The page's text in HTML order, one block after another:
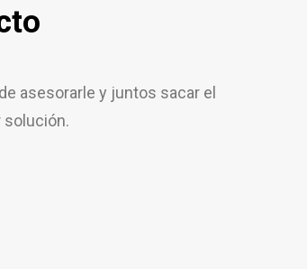
asesorarle y juntos sacar el
solución.